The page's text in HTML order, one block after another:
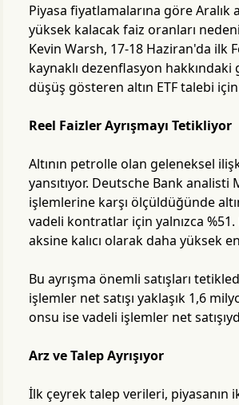
Piyasa fiyatlamalarına göre Aralık
yüksek kalacak faiz oranları
Kevin Warsh, 17-18 Haziran'da ilk
kaynaklı dezenflasyon
düşüş gösteren altın ETF talebi
Reel Faizler Ayrışmayı Tetikliyor
Altının petrolle olan geleneksel
yansıtıyor. Deutsche Bank
işlemlerine karşı ölçüldüğünde
vadeli kontratlar için yalnızca
aksine kalıcı olarak daha yüksek
Bu ayrışma önemli satışları
işlemler net satışı yaklaşık 1,6
onsu ise vadeli işlemler net
Arz ve Talep Ayrışıyor
İlk çeyrek talep verileri, piyasanın